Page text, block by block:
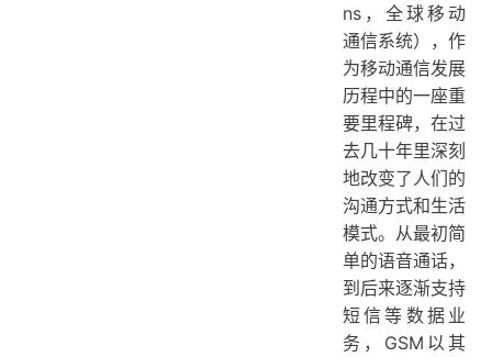
五、GSM发展历史
（一）起源
（二）发展阶段
六、GSM应用场景
（一）个人通信
（二）行业应用
（三）应急通信
（一）局限性
（二）未来发展趋势
ns，全球移动
通信系统），作
为移动通信发展
历程中的一座重
要里程碑，在过
去几十年里深刻
地改变了人们的
沟通方式和生活
模式。从最初简
单的语音通话，
到后来逐渐支持
短信等数据业
务，GSM以其